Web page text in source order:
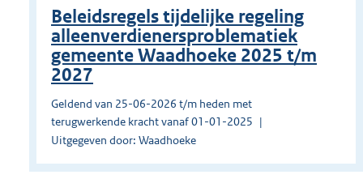
Beleidsregels tijdelijke regeling
alleenverdienersproblematiek
gemeente Waadhoeke 2025 t/m
2027
Geldend van 25-06-2026 t/m heden met
terugwerkende kracht vanaf 01-01-2025
Uitgegeven door: Waadhoeke